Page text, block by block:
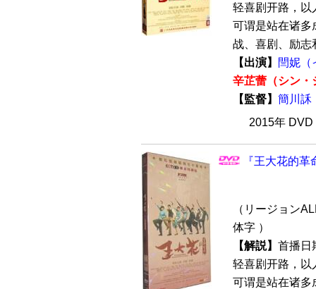
轻喜剧开路，以
可谓是站在诸多
战、喜剧、励志
【出演】
閆妮（
辛芷蕾（シン・
【監督】 簡川訸
2015年
『王大花的
（リージョン
体字 ）
【解説】 首播日
轻喜剧开路，以
可谓是站在诸多